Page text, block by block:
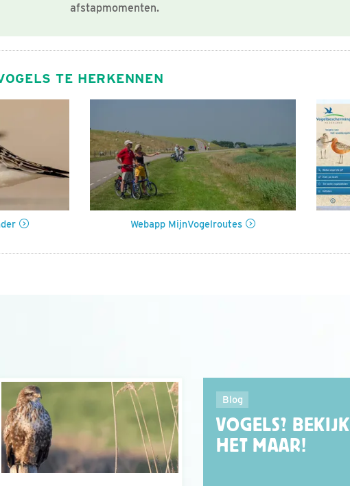
afstapmomenten.
TE HERKENNEN
Webapp MijnVogelroutes
Blog
VOGELS? BEKIJK
HET MAAR!